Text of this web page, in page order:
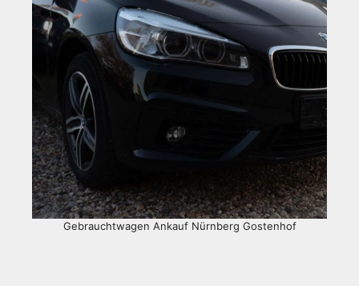
Gebrauchtwagen Ankauf Nürnberg Gostenhof